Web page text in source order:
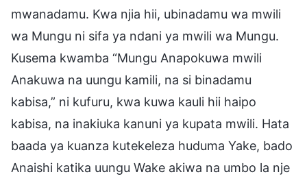
mwanadamu. Kwa njia hii, ubinadamu wa mwili
wa Mungu ni sifa ya ndani ya mwili wa Mungu.
Kusema kwamba “Mungu Anapokuwa mwili
Anakuwa na uungu kamili, na si binadamu
kabisa,” ni kufuru, kwa kuwa kauli hii haipo
kabisa, na inakiuka kanuni ya kupata mwili. Hata
baada ya kuanza kutekeleza huduma Yake, bado
Anaishi katika uungu Wake akiwa na umbo la nje